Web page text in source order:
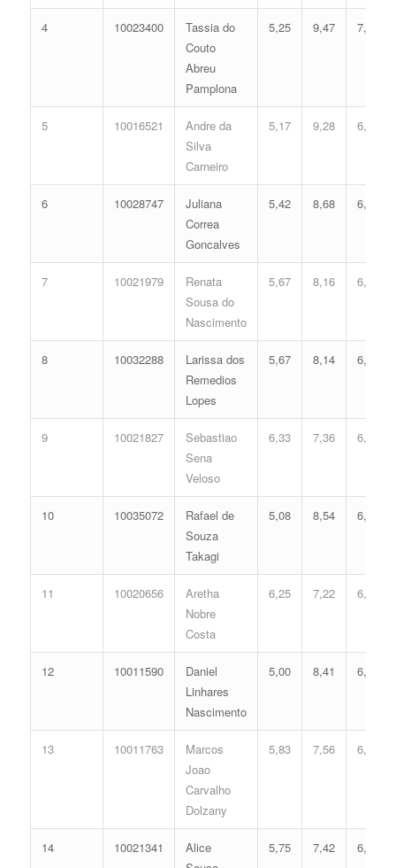
4 10023400
Tassia do
Couto
Abreu
Pamplona
5,25 9,47 7,01
5 10016521
Andre da
Silva
Carneiro
5,17 9,28 6,88
6 10028747
Juliana
Correa
Goncalves
5,42 8,68 6,71
7 10021979
Renata
Sousa do
Nascimento
5,67 8,16 6,59
8 10032288
Larissa dos
Remedios
Lopes
5,67 8,14 6,58
9 10021827
Sebastiao
Sena
Veloso
6,33 7,36 6,52
10 10035072
Rafael de
Souza
Takagi
5,08 8,54 6,49
11 10020656
Aretha
Nobre
Costa
6,25 7,22 6,41
12 10011590
Daniel
Linhares
Nascimento
5,00 8,41 6,39
13 10011763
Marcos
Joao
Carvalho
Dolzany
5,83 7,56 6,38
14 10021341
Alice
5,75 7,42 6,27